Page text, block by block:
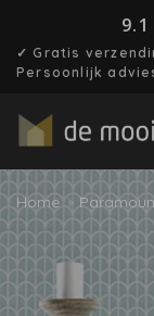
9.1
✓ Gratis
Persoonlijk
Home